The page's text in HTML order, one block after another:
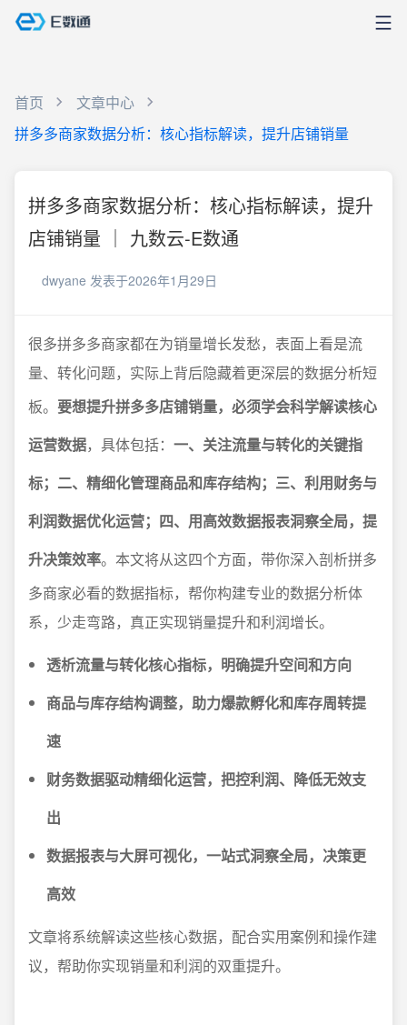
首页
文章中心
拼多多商家数据分析：核心指标解读，提升店铺销量
拼多多商家数据分析：核心指标解读，提升
店铺销量 ｜ 九数云-E数通
dwyane 发表于2026年1月29日
很多拼多多商家都在为销量增长发愁，表面上看是流
量、转化问题，实际上背后隐藏着更深层的数据分析短
板。 要想提升拼多多店铺销量，必须学会科学解读核心
运营数据，具体包括： 一、关注流量与转化的关键指
标；二、精细化管理商品和库存结构；三、利用财务与
利润数据优化运营；四、用高效数据报表洞察全局，提
升决策效率。本文将从这四个方面，带你深入剖析拼多
多商家必看的数据指标，帮你构建专业的数据分析体
系，少走弯路，真正实现销量提升和利润增长。
透析流量与转化核心指标，明确提升空间和方向
商品与库存结构调整，助力爆款孵化和库存周转提
速
财务数据驱动精细化运营，把控利润、降低无效支
出
数据报表与大屏可视化，一站式洞察全局，决策更
高效
文章将系统解读这些核心数据，配合实用案例和操作建
议，帮助你实现销量和利润的双重提升。